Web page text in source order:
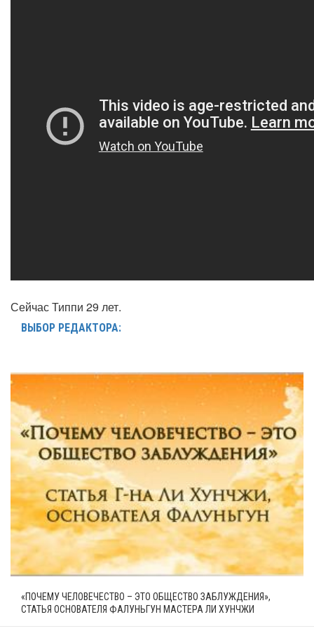
Сейчас Типпи 29 лет.
ВЫБОР РЕДАКТОРА:
«ПОЧЕМУ ЧЕЛОВЕЧЕСТВО – ЭТО ОБЩЕСТВО ЗАБЛУЖДЕНИЯ»,
СТАТЬЯ ОСНОВАТЕЛЯ ФАЛУНЬГУН МАСТЕРА ЛИ ХУНЧЖИ